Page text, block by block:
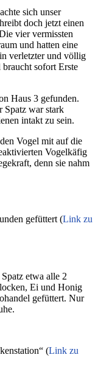
sich unser
doch jetzt einen
vier vermissten
und hatten eine
verletzter und völlig
braucht sofort Erste
Haus 3 gefunden.
Spatz war stark
intakt zu sein.
Vogel mit auf die
Vogelkäfig
denn sie nahm
gefüttert (Link zu
etwa alle 2
Ei und Honig
gefüttert. Nur
(Link zu